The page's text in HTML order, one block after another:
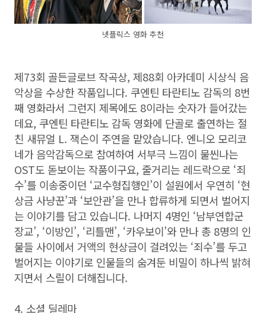
넷플릭스 영화 추천
제73회 골든글로브 작곡상, 제88회 아카데미 시상식 음
악상을 수상한 작품입니다. 쿠엔틴 타란티노 감독의 8번
째 영화라서 그런지 제목에도 8이라는 숫자가 들어갔는
데요, 쿠엔틴 타란티노 감독 영화에 단골로 출연하는 절
친 새뮤얼 L. 잭슨이 주연을 맡았습니다. 엔니오 모리코
네가 음악감독으로 참여하여 서부극 느낌이 물씬나는
OST도 돋보이는 작품이구요, 줄거리는 레드락으로 ‘죄
수’를 이송중이던 ‘교수형집행인’이 설원에서 우연히 ‘현
상금 사냥꾼’과 ‘보안관’을 만나 합류하게 되면서 벌어지
는 이야기를 담고 있습니다. 나머지 4명인 ‘남부연합군
장교’, ‘이방인’, ‘리틀맨’, ‘카우보이’와 만나 총 8명의 인
물들 사이에서 거액의 현상금이 걸려있는 ‘죄수’를 두고
벌어지는 이야기로 인물들의 숨겨둔 비밀이 하나씩 밝혀
지면서 스릴이 더해집니다.
4. 소셜 딜레마